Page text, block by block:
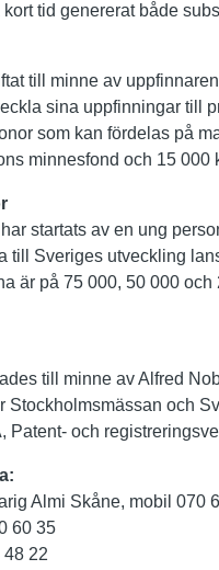
tid genererat både
till minne av
sina uppfinningar till
som kan fördelas på
minnesfond och 15 000
startats av en ung
till Sveriges utveckling
är på 75 000, 50 000
till minne av Alfred
Stockholmsmässan och
Patent- och
Almi Skåne, mobil 070
60 35
22